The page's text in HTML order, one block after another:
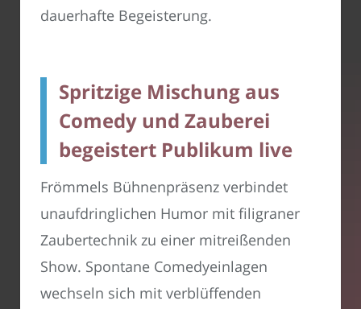
dauerhafte Begeisterung.
Spritzige Mischung aus
Comedy und Zauberei
begeistert Publikum live
Frömmels Bühnenpräsenz verbindet
unaufdringlichen Humor mit filigraner
Zaubertechnik zu einer mitreißenden
Show. Spontane Comedyeinlagen
wechseln sich mit verblüffenden